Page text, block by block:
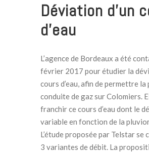
Déviation d’un
d’eau
L’agence de Bordeaux a été
février 2017 pour étudier la
cours d’eau, afin de permettre la
conduite de gaz sur Colomiers.
franchir ce cours d’eau dont le
variable en fonction de la
L’étude proposée par Telstar se
3 variantes de débit. La